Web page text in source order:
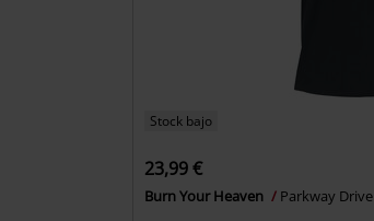
Stock bajo
23,99 €
Burn Your Heaven Parkway Drive